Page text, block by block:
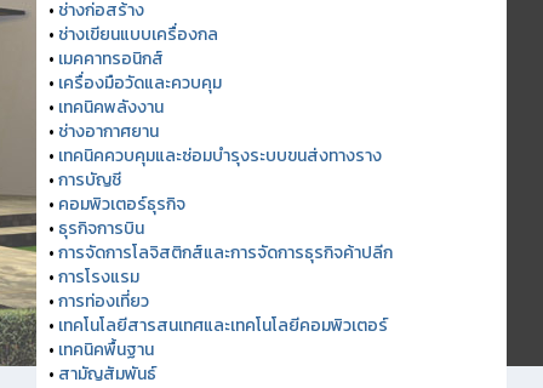
• ช่างก่อสร้าง
• ช่างเขียนแบบเครื่องกล
• เมคคาทรอนิกส์
• เครื่องมือวัดและควบคุม
• เทคนิคพลังงาน
• ช่างอากาศยาน
• เทคนิคควบคุมและซ่อมบำรุงระบบขนส่งทางราง
•การบัญชี
• คอมพิวเตอร์ธุรกิจ
• ธุรกิจการบิน
•การจัดการโลจิสติกส์และการจัดการธุรกิจค้าปลีก
•การโรงแรม
•การท่องเที่ยว
• เทคโนโลยีสารสนเทศและเทคโนโลยีคอมพิวเตอร์
• เทคนิคพื้นฐาน
• สามัญสัมพันธ์